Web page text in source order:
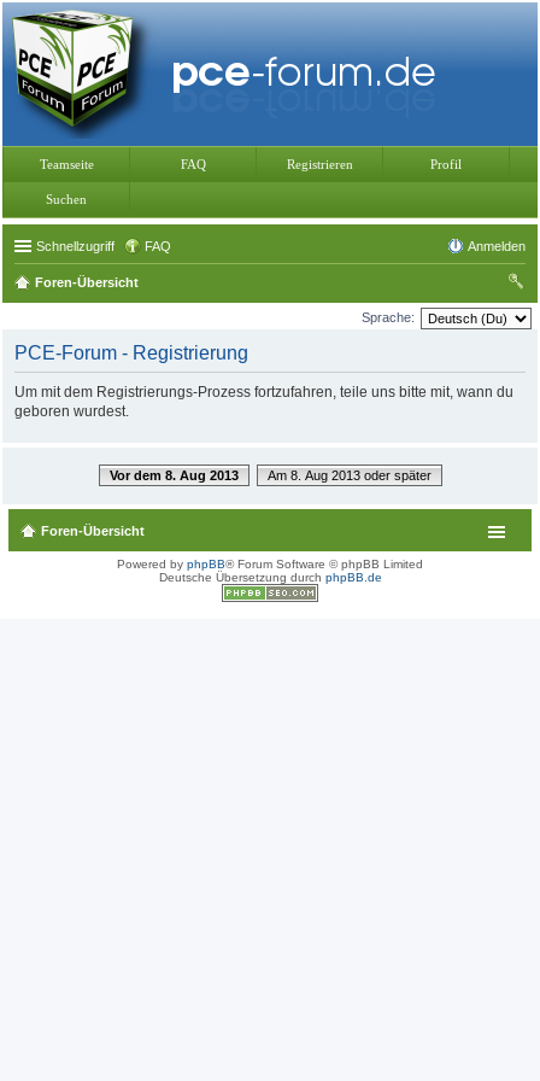
Teamseite FAQ Registrieren Profil
Suchen
Schnellzugriff FAQ Anmelden
Foren-Übersicht
uc
Sprache:
PCE-Forum - Registrierung
Um mit dem Registrierungs-Prozess fortzufahren, teile uns bitte mit, wann du
geboren wurdest.
Vor dem 8. Aug 2013 Am 8. Aug 2013 oder später
Foren-Übersicht
Powered by phpBB® Forum Software © phpBB Limited
Deutsche Übersetzung durch phpBB.de